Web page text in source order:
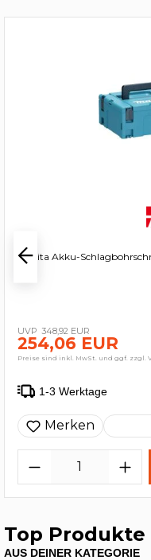
Makita Akku-
348,92 EUR
254,06 EUR
Preise sind inkl. MwSt. und ggf. zzgl.
1-3 Werktage
Merken
Top Produkte
AUS DEINER KATEGORIE